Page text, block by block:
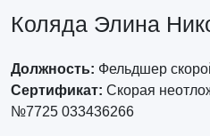
Коляда Элина
Должность: Фельдшер
Сертификат: Скорая
№7725 033436266